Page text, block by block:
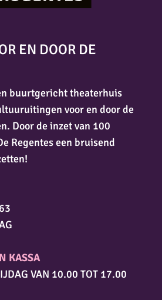
EN DOOR DE
buurtgericht theaterhuis
voor en door de
Door de inzet van 100
Regentes een bruisend
KASSA
VAN 10.00 TOT 17.00